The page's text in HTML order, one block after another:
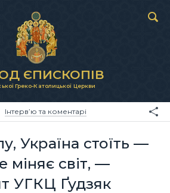
ЄПИСКОПІВ
Греко-Католицької Церкви
Інтерв’ю та коментарі
Україна стоїть —
міняє світ, —
УГКЦ Ґудзяк